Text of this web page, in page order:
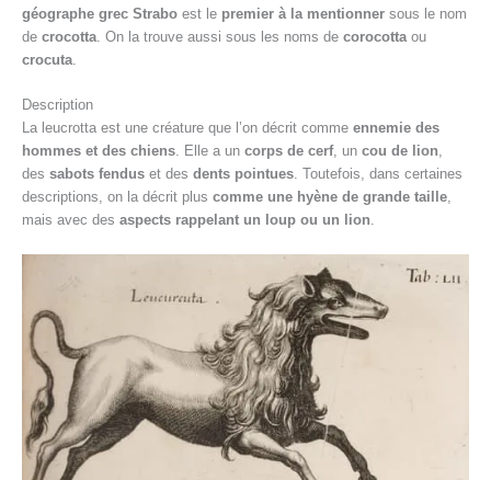
géographe grec Strabo est le premier à la mentionner sous le nom
de crocotta . On la trouve aussi sous les noms de corocotta ou
crocuta
Description
La leucrotta est une créature que l’on décrit comme ennemie des
hommes et des chiens. Elle a un corps de cerf, un cou de lion,
des sabots fendus et des dents pointues. Toutefois, dans certaines
descriptions, on la décrit plus comme une hyène de grande taille,
mais avec des aspects rappelant un loup ou un lion.